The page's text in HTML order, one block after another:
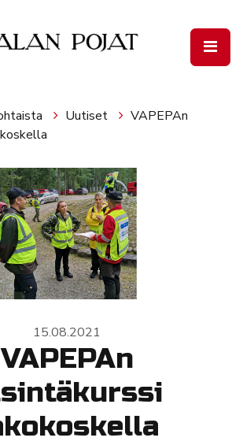
Uutiset
VAPEPAn
15.08.2021
VAPEPAn